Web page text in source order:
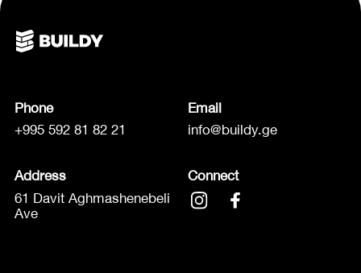
Phone
+995 592 81 82 21
Email
info@buildy.ge
Address
61 Davit Aghmashenebeli
Ave
Connect